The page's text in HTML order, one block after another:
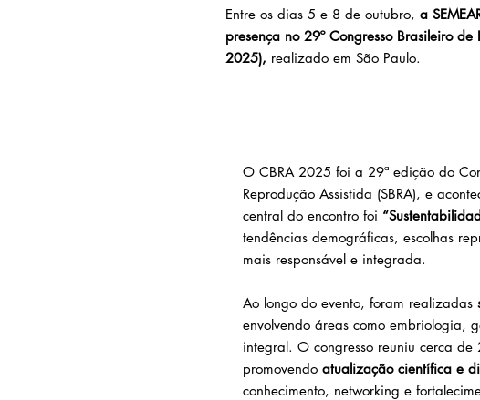
Entre os dias 5 e 8 de outubro, a
presença no 29º Congresso Brasileiro de
2025), realizado em São Paulo.
O CBRA 2025 foi a 29ª edição do
Reprodução Assistida (SBRA), e
central do encontro foi
tendências demográficas, escolhas
mais responsável e integrada.
Ao longo do evento, foram realizadas
envolvendo áreas como embriologia,
integral. O congresso reuniu cerca
promovendo atualização científica e
conhecimento, networking e